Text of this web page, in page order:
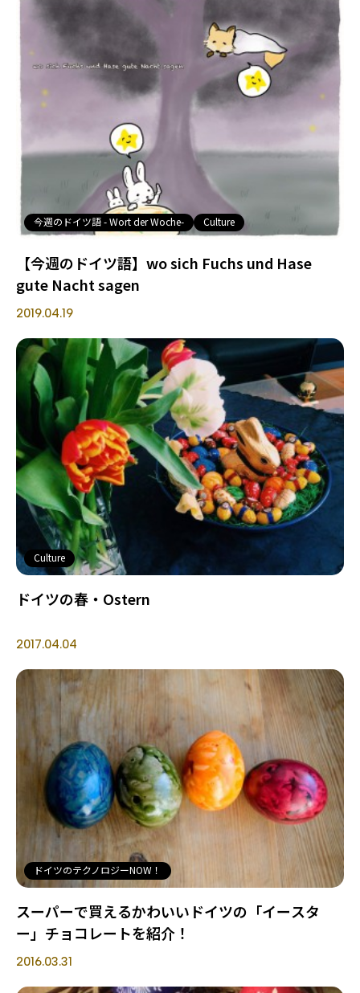
今週のドイツ語 - Wort der Woche- Culture
【今週のドイツ語】wo sich Fuchs und Hase
gute Nacht sagen
2019.04.19
Culture
ドイツの春・Ostern
2017.04.04
ドイツのテクノロジーNOW！
スーパーで買えるかわいいドイツの「イースタ
ー」チョコレートを紹介！
2016.03.31